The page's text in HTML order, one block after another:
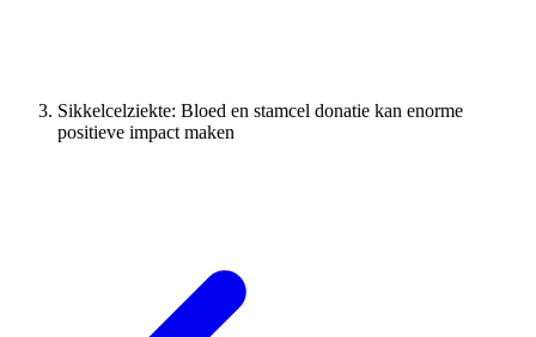
Sikkelcelziekte: Bloed en stamcel donatie kan enorme
positieve impact maken